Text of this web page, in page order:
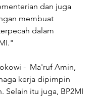
dan juga
membuat
dalam
-  Ma'ruf Amin,
kerja dipimpin
Selain itu juga, BP2MI